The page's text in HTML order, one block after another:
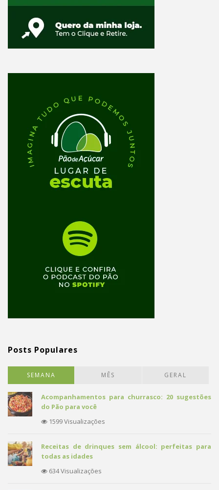
Posts Populares
SEMANA MÊS GERAL
Acompanhamentos para churrasco: 20 sugestões
do Pão para você
1599 Visualizações
Receitas de drinques sem álcool: perfeitas para
todas as idades
634 Visualizações